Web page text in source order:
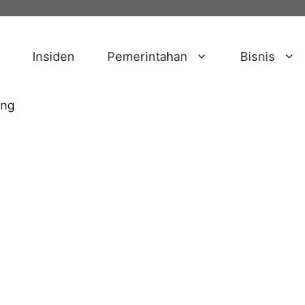
Insiden Pemerintahan Bisnis